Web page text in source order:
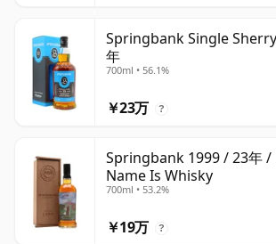
Springbank Single
年
700ml • 56.1%
￥23万 ?
Springbank 1999 / 23年
Name Is Whisky
700ml • 53.2%
￥19万 ?